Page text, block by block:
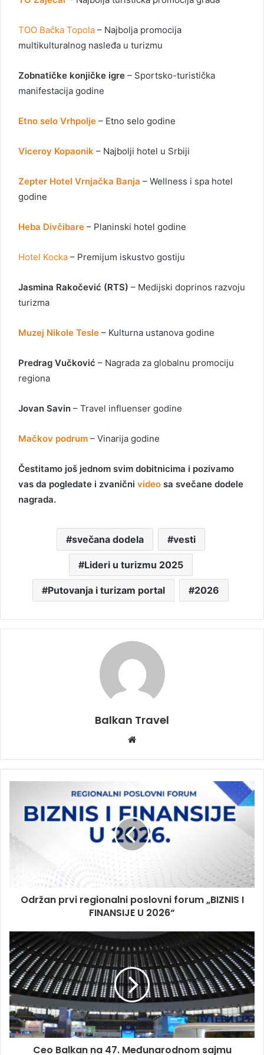
TOO Bačka Topola – Najbolja promocija
multikulturalnog nasleđa u turizmu
Zobnatičke konjičke igre – Sportsko-turistička
manifestacija godine
Etno selo Vrhpolje – Etno selo godine
Viceroy Kopaonik – Najbolji hotel u Srbiji
Zepter Hotel Vrnjačka Banja – Wellness i spa hotel
godine
Heba Divčibare – Planinski hotel godine
Hotel Kocka – Premijum iskustvo gostiju
Jasmina Rakočević (RTS) – Medijski doprinos razvoju
turizma
Muzej Nikole Tesle – Kulturna ustanova godine
Predrag Vučković – Nagrada za globalnu promociju
regiona
Jovan Savin – Travel influenser godine
Mačkov podrum – Vinarija godine
Čestitamo još jednom svim dobitnicima i pozivamo
vas da pogledate i zvanični video sa svečane dodele
nagrada.
svečana dodela vesti
Lideri u turizmu 2025
Putovanja i turizam portal 2026
Balkan Travel
b
i
e
Održan prvi regionalni poslovni forum „BIZNIS I
FINANSIJE U 2026“
Ceo Balkan na 47. Međunarodnom sajmu